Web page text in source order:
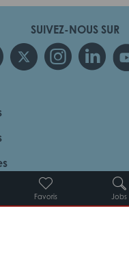
Favoris Jobs
SUIVEZ-NOUS SUR